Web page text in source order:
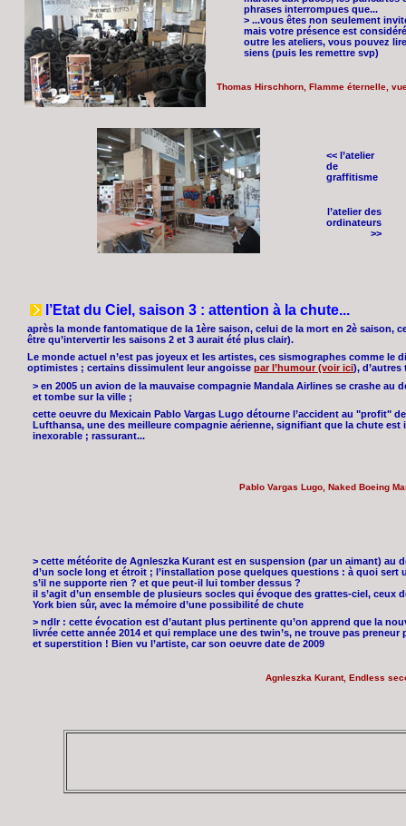
phrases interrompues que...
> ...vous êtes non seulement
mais votre présence est
outre les ateliers, vous pouvez
siens (puis les remettre svp)
Thomas Hirschhorn, Flamme éternelle,
<< l’atelier
de
graffitisme
l’atelier des
ordinateurs
>>
l’Etat du Ciel, saison 3 : attention à la chute...
après la monde fantomatique de la 1ère saison, celui de la mort en 2è saison,
être qu’intervertir les saisons 2 et 3 aurait été plus clair).
Le monde actuel n’est pas joyeux et les artistes, ces sismographes comme le
optimistes ; certains dissimulent leur angoisse par l’humour (voir ici),
> en 2005 un avion de la mauvaise compagnie Mandala Airlines se crashe au
et tombe sur la ville ;
cette oeuvre du Mexicain Pablo Vargas Lugo détourne l’accident au "profit" de
Lufthansa, une des meilleure compagnie aérienne, signifiant que la chute est
inexorable ; rassurant...
Pablo Vargas Lugo, Naked Boeing
> cette météorite de Agnleszka Kurant est en suspension (par un aimant) au
d’un socle long et étroit ; l’installation pose quelques questions : à quoi sert
s’il ne supporte rien ? et que peut-il lui tomber dessus ?
il s’agit d’un ensemble de plusieurs socles qui évoque des grattes-ciel, ceux
York bien sûr, avec la mémoire d’une possibilité de chute
> ndlr : cette évocation est d’autant plus pertinente qu’on apprend que la
livrée cette année 2014 et qui remplace une des twin’s, ne trouve pas preneur
et superstition ! Bien vu l’artiste, car son oeuvre date de 2009
Agnleszka Kurant, Endless